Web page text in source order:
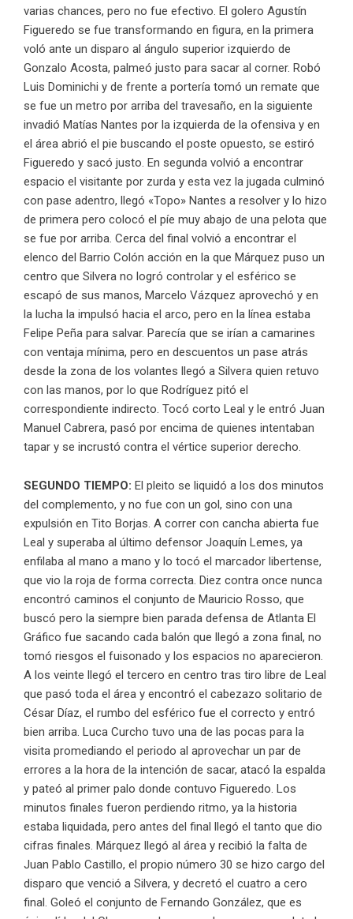
varias chances, pero no fue efectivo. El golero Agustín
Figueredo se fue transformando en figura, en la primera
voló ante un disparo al ángulo superior izquierdo de
Gonzalo Acosta, palmeó justo para sacar al corner. Robó
Luis Dominichi y de frente a portería tomó un remate que
se fue un metro por arriba del travesaño, en la siguiente
invadió Matías Nantes por la izquierda de la ofensiva y en
el área abrió el pie buscando el poste opuesto, se estiró
Figueredo y sacó justo. En segunda volvió a encontrar
espacio el visitante por zurda y esta vez la jugada culminó
con pase adentro, llegó «Topo» Nantes a resolver y lo hizo
de primera pero colocó el píe muy abajo de una pelota que
se fue por arriba. Cerca del final volvió a encontrar el
elenco del Barrio Colón acción en la que Márquez puso un
centro que Silvera no logró controlar y el esférico se
escapó de sus manos, Marcelo Vázquez aprovechó y en
la lucha la impulsó hacia el arco, pero en la línea estaba
Felipe Peña para salvar. Parecía que se irían a camarines
con ventaja mínima, pero en descuentos un pase atrás
desde la zona de los volantes llegó a Silvera quien retuvo
con las manos, por lo que Rodríguez pitó el
correspondiente indirecto. Tocó corto Leal y le entró Juan
Manuel Cabrera, pasó por encima de quienes intentaban
tapar y se incrustó contra el vértice superior derecho.
SEGUNDO TIEMPO: El pleito se liquidó a los dos minutos
del complemento, y no fue con un gol, sino con una
expulsión en Tito Borjas. A correr con cancha abierta fue
Leal y superaba al último defensor Joaquín Lemes, ya
enfilaba al mano a mano y lo tocó el marcador libertense,
que vio la roja de forma correcta. Diez contra once nunca
encontró caminos el conjunto de Mauricio Rosso, que
buscó pero la siempre bien parada defensa de Atlanta El
Gráfico fue sacando cada balón que llegó a zona final, no
tomó riesgos el fuisonado y los espacios no aparecieron.
A los veinte llegó el tercero en centro tras tiro libre de Leal
que pasó toda el área y encontró el cabezazo solitario de
César Díaz, el rumbo del esférico fue el correcto y entró
bien arriba. Luca Curcho tuvo una de las pocas para la
visita promediando el periodo al aprovechar un par de
errores a la hora de la intención de sacar, atacó la espalda
y pateó al primer palo donde contuvo Figueredo. Los
minutos finales fueron perdiendo ritmo, ya la historia
estaba liquidada, pero antes del final llegó el tanto que dio
cifras finales. Márquez llegó al área y recibió la falta de
Juan Pablo Castillo, el propio número 30 se hizo cargo del
disparo que venció a Silvera, y decretó el cuatro a cero
final. Goleó el conjunto de Fernando González, que es